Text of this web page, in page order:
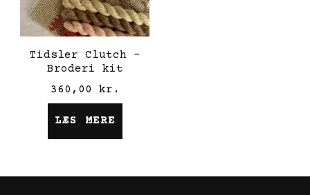
Tidsler Clutch –
Broderi kit
360,00 kr.
LÆS MERE